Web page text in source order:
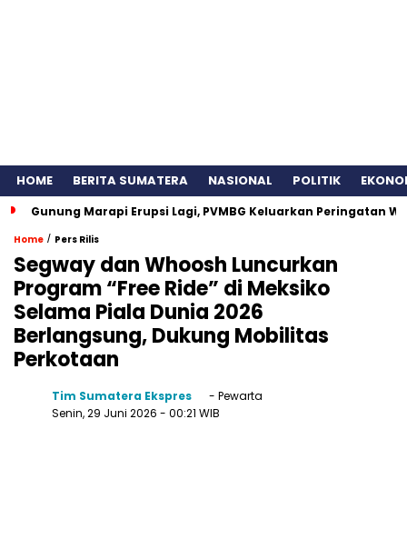
HOME BERITA SUMATERA NASIONAL POLITIK
Gunung Marapi Erupsi Lagi, PVMBG Keluarkan Peringatan
Home / Pers Rilis
Segway dan Whoosh Luncurkan
Program “Free Ride” di Meksiko
Selama Piala Dunia 2026
Berlangsung, Dukung Mobilitas
Perkotaan
Tim Sumatera Ekspres
- Pewarta
Senin, 29 Juni 2026 - 00:21 WIB